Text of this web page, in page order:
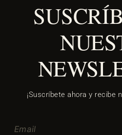
¡Suscríbete ahora y recibe